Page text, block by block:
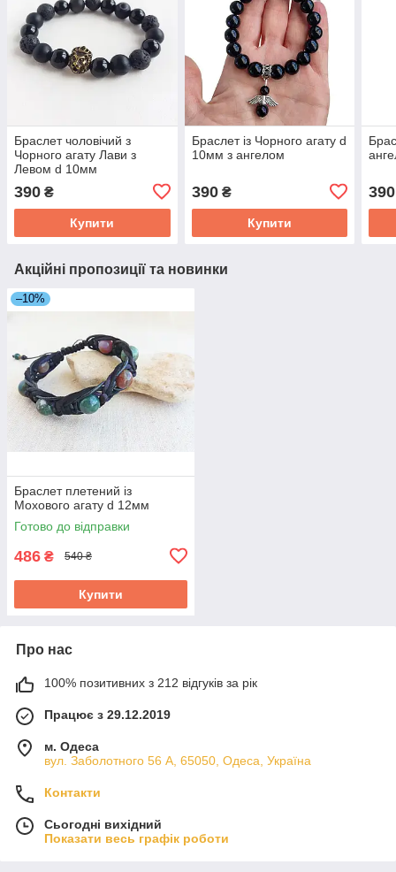
Браслет чоловічий з
Чорного агату Лави з
Левом d 10мм
390 ₴
Купити
Браслет із Чорного агату d
10мм з ангелом
390₴
Купити
390
Акційні пропозиції та новинки
–10%
Браслет плетений із
Мохового агату d 12мм
Готово до відправки
486 ₴ 540 ₴
Купити
Про нас
100% позитивних з 212 відгуків за рік
Працює з 29.12.2019
м. Одеса
вул. Заболотного 56 А, 65050, Одеса, Україна
Контакти
Сьогодні вихідний
Показати весь графік роботи